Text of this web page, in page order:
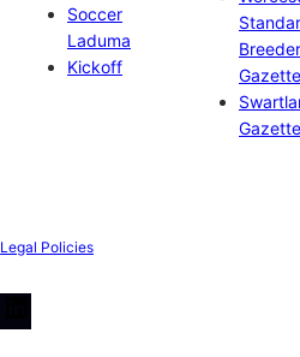
Soccer
Laduma
Kickoff
Gazette
Gazette
Legal Policies